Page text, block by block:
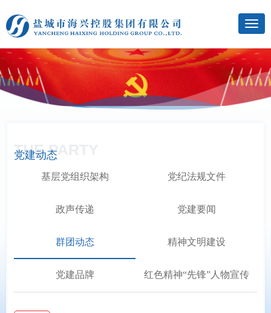
THE PARTY
党建动态
基层党组织架构 党纪法规文件
政声传递 党建要闻
群团动态 精神文明建设
党建品牌 红色精神“先锋”人物宣传